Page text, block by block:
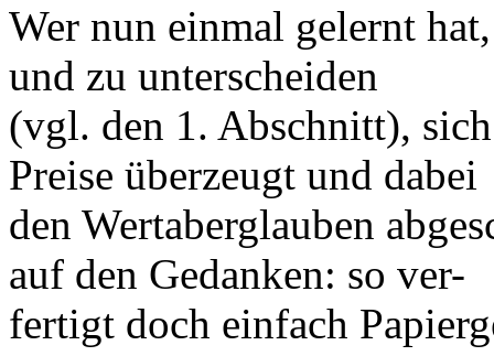
Wer nun einmal gelernt
und zu unterscheiden
(vgl. den 1. Abschnitt),
Preise überzeugt und dabei
den Wertaberglauben
auf den Gedanken: so ver-
fertigt doch einfach